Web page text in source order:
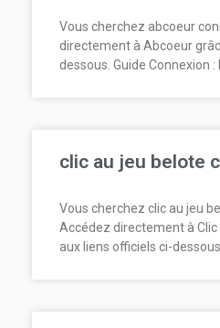
Vous cherchez abcoeur
directement à Abcoeur
dessous. Guide Connexion
clic au jeu belote
Vous cherchez clic au jeu
Accédez directement à
aux liens officiels ci-dessous.